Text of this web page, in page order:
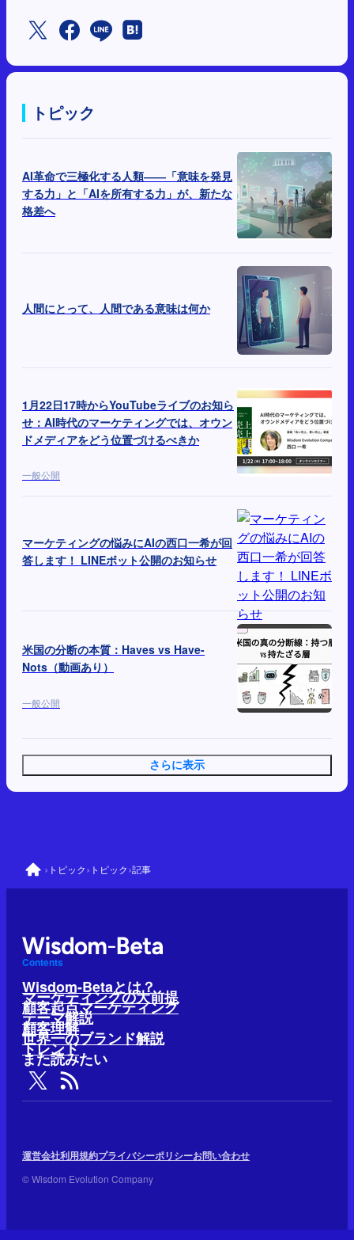
トピック
AI革命で三極化する人類――「意味を発見
する力」と「AIを所有する力」が、新たな
格差へ
人間にとって、人間である意味は何か
1月22日17時からYouTubeライブのお知ら
せ：AI時代のマーケティングでは、オウン
ドメディアをどう位置づけるべきか
一般公開
マーケティングの悩みにAIの西口一希が回
答します！ LINEボット公開のお知らせ
米国の分断の本質：Haves vs Have-
Nots（動画あり）
一般公開
さらに表示
› トピック› トピック›記事
Contents
Wisdom-Betaとは？
マーケティングの大前提
顧客起点マーケティング
テーマ解説
顧客理解
世界一のブランド解説
トレンド
また読みたい
運営会社利用規約プライバシーポリシーお問い合わせ
© Wisdom Evolution Company